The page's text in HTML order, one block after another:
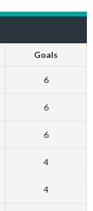
Goals
6
6
6
4
4